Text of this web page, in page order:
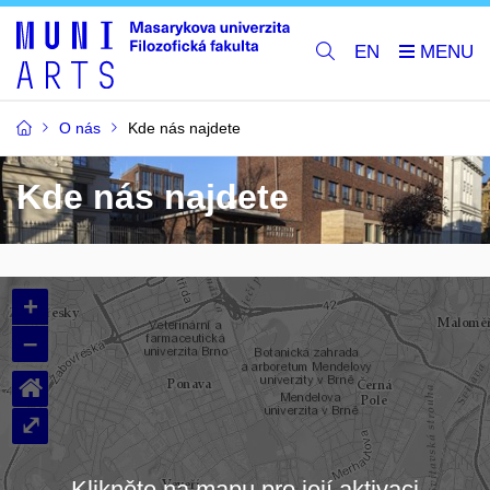
EN
O nás Kde nás najdete
Kde nás najdete
+
–
⌂
⤢